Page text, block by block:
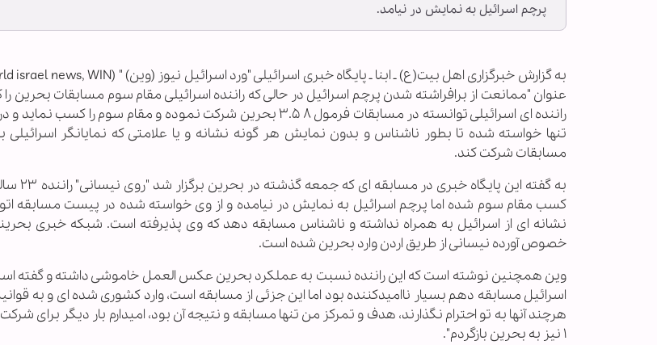
پرچم اسرائیل به نمایش در نیامد.
عنوان "ممانعت از برافراشته شدن پرچم اسرائیل در حالی که راننده اسرائیلی مقام سوم مسابقات بحرین
راننده ای اسرائیلی توانسته در مسابقات فرمول ۸ ۳.۵ بحرین شرکت نموده و مقام سوم را
تنها خواسته شده تا بطور ناشناس و بدون نمایش هر گونه نشانه و یا علامتی که نمایانگر اسرائیلی
مسابقات شرکت کند.
به گفته این
کسب مقام سوم شده اما پرچم اسرائیل به نمایش در نیامده و از وی خواسته شده در پیست مسابقه
نشانه ای از اسرائیل به همراه نداشته و ناشناس مسابقه دهد که وی پذیرفته است. شبکه خبری بحرینی
خصوص آورده نیسانی از طریق اردن وارد بحرین شده است.
وین همچنین نوشته است که این راننده نسبت به عملکرد بحرین عکس العمل خاموشی داشته و گفته
اسرائیل مسابقه دهم بسیار ناامیدکننده بود اما این جزئی از مسابقه است، وارد کشوری شده ای و به
هرچند آنها به تو احترام نگذارند، هدف و تمرکز من تنها مسابقه و نتیجه آن بود، امیدارم بار دیگر برای
۱ نیز به بحرین بازگردم".